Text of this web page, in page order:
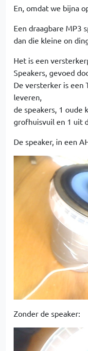
En, omdat we bijna
Een draagbare MP3
dan die kleine on
Het is een
Speakers, gevoed
De versterker is een
leveren,
de speakers, 1 oude
grofhuisvuil en 1 uit
De speaker, in een
Zonder de speaker: